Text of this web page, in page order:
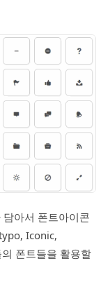
아서 폰트아이콘
Iconic,
폰트들을 활용할